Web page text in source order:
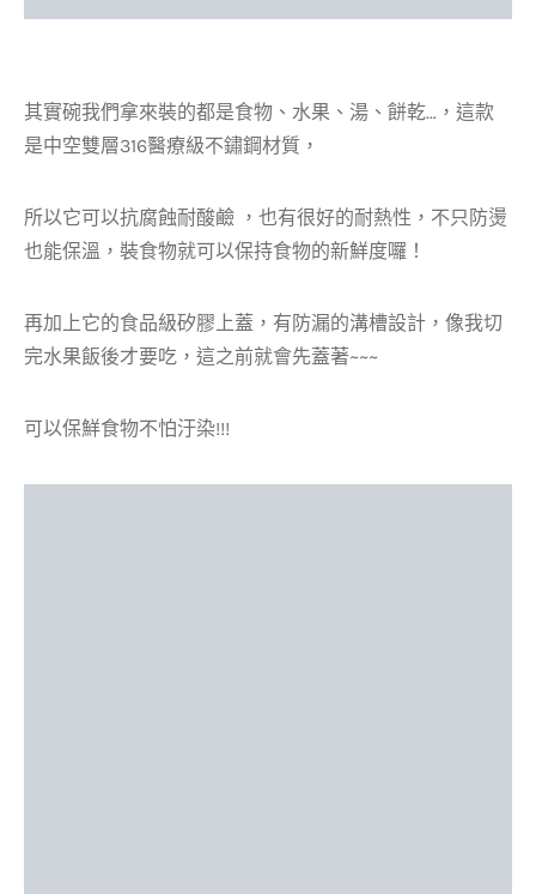
其實碗我們拿來裝的都是食物、水果、湯、餅乾…，這款
是中空雙層316醫療級不鏽鋼材質，
所以它可以抗腐蝕耐酸鹼 ，也有很好的耐熱性，不只防燙
也能保溫，裝食物就可以保持食物的新鮮度囉！
再加上它的食品級矽膠上蓋，有防漏的溝槽設計，像我切
完水果飯後才要吃，這之前就會先蓋著~~~
可以保鮮食物不怕汙染!!!